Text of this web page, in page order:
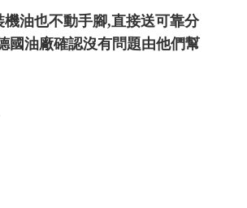
油也不動手腳,直接送可靠分
國油廠確認沒有問題由他們幫